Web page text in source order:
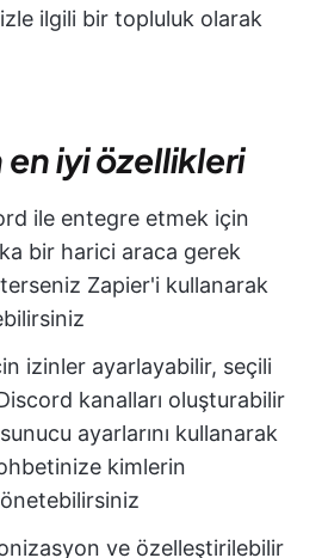
ilgili bir topluluk olarak
iyi özellikleri
ile entegre etmek için
bir harici araca gerek
Zapier'i kullanarak
izinler ayarlayabilir, seçili
kanalları oluşturabilir
ayarlarını kullanarak
kimlerin
ve özelleştirilebilir